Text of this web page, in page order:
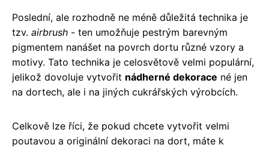
Poslední, ale rozhodně ne méně důležitá technika je
tzv. airbrush - ten umožňuje pestrým barevným
pigmentem nanášet na povrch dortu různé vzory a
motivy. Tato technika je celosvětově velmi populární,
jelikož dovoluje vytvořit nádherné dekorace né jen
na dortech, ale i na jiných cukrářských výrobcích.
Celkově lze říci, že pokud chcete vytvořit velmi
poutavou a originální dekoraci na dort, máte k